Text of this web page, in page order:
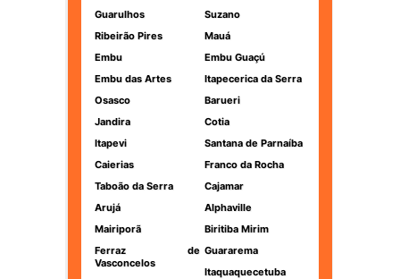
Guarulhos
Suzano
Ribeirão Pires
Mauá
Embu
Embu Guaçú
Embu das Artes
Itapecerica da Serra
Osasco
Barueri
Jandira
Cotia
Itapevi
Santana de Parnaíba
Caierias
Franco da Rocha
Taboão da Serra
Cajamar
Arujá
Alphaville
Mairiporã
Biritiba Mirim
Ferraz de
Vasconcelos
Guararema
Itaquaquecetuba